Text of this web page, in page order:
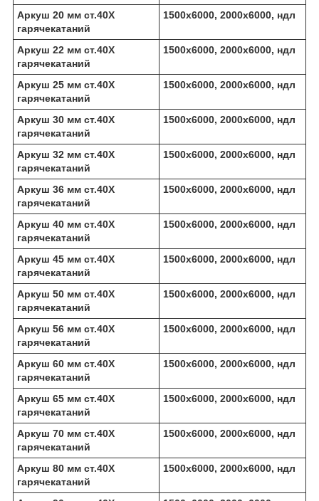
Аркуш 20 мм ст.40Х
гарячекатаний
1500х6000, 2000х6000, ндл
Аркуш 22 мм ст.40Х
гарячекатаний
1500х6000, 2000х6000, ндл
Аркуш 25 мм ст.40Х
гарячекатаний
1500х6000, 2000х6000, ндл
Аркуш 30 мм ст.40Х
гарячекатаний
1500х6000, 2000х6000, ндл
Аркуш 32 мм ст.40Х
гарячекатаний
1500х6000, 2000х6000, ндл
Аркуш 36 мм ст.40Х
гарячекатаний
1500х6000, 2000х6000, ндл
Аркуш 40 мм ст.40Х
гарячекатаний
1500х6000, 2000х6000, ндл
Аркуш 45 мм ст.40Х
гарячекатаний
1500х6000, 2000х6000, ндл
Аркуш 50 мм ст.40Х
гарячекатаний
1500х6000, 2000х6000, ндл
Аркуш 56 мм ст.40Х
гарячекатаний
1500х6000, 2000х6000, ндл
Аркуш 60 мм ст.40Х
гарячекатаний
1500х6000, 2000х6000, ндл
Аркуш 65 мм ст.40Х
гарячекатаний
1500х6000, 2000х6000, ндл
Аркуш 70 мм ст.40Х
гарячекатаний
1500х6000, 2000х6000, ндл
Аркуш 80 мм ст.40Х
гарячекатаний
1500х6000, 2000х6000, ндл